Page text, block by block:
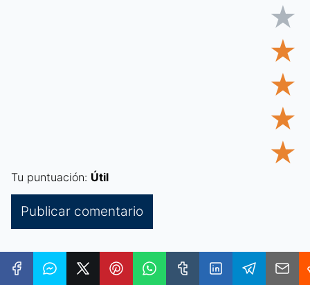
★
★
★
★
★
Tu puntuación: Útil